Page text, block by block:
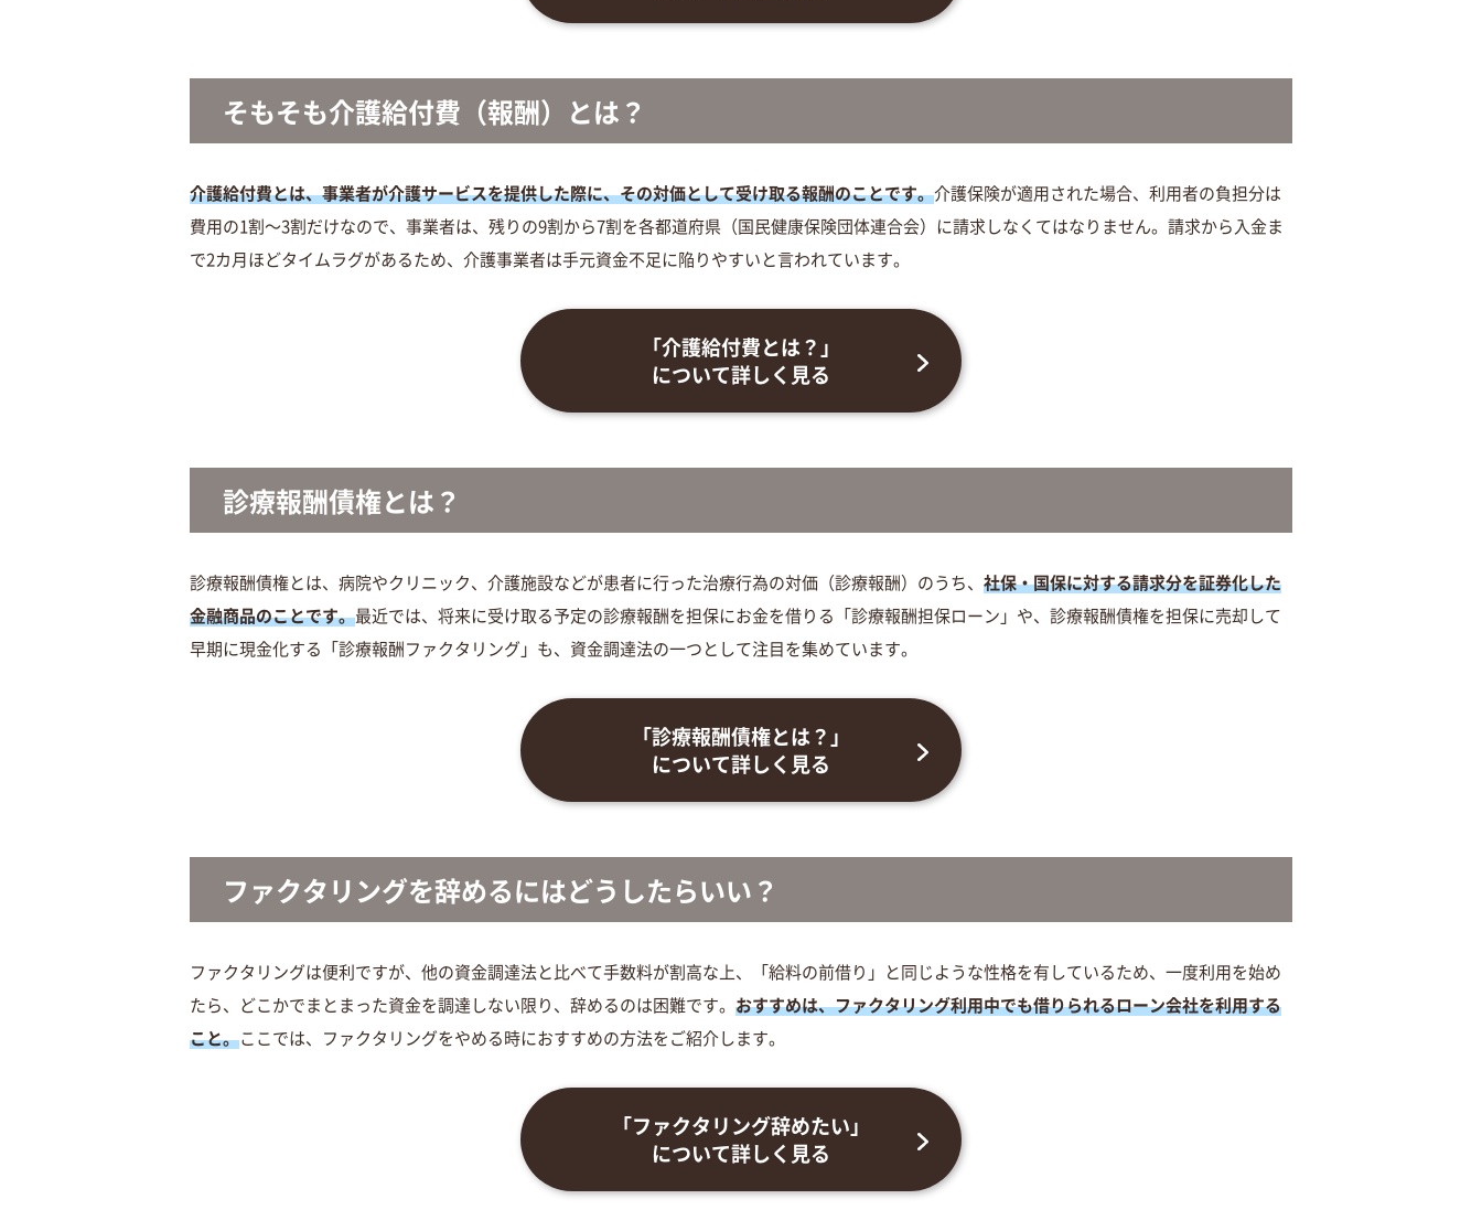
そもそも介護給付費（報酬） とは？
介護給付費とは、事業者が介護サービスを提供した際に、その対価として受け取る報酬のことです。介護保険が適用された場合、利用者の負担分は
費用の1割～3割だけなので、事業者は、残りの9割から7割を各都道府県（国民健康保険団体連合会）に請求しなくてはなりません。請求から入金ま
で2カ月ほどタイムラグがあるため、介護事業者は手元資金不足に陥りやすいと言われています。
「介護給付費とは？」
について詳しく見る
診療報酬債権とは？
診療報酬債権とは、病院やクリニック、介護施設などが患者に行った治療行為の対価（診療報酬）のうち、 社保・国保に対する請求分を証券化した
金融商品のことです。最近では、将来に受け取る予定の診療報酬を担保にお金を借りる「診療報酬担保ローン」や、診療報酬債権を担保に売却して
早期に現金化する「診療報酬ファクタリング」も、資金調達法の一つとして注目を集めています。
「診療報酬債権とは？」
について詳しく見る
ファクタリングを辞めるにはどうしたらいい？
ファクタリングは便利ですが、他の資金調達法と比べて手数料が割高な上、「給料の前借り」と同じような性格を有しているため、一度利用を始め
たら、どこかでまとまった資金を調達しない限り、辞めるのは困難です。 おすすめは、ファクタリング利用中でも借りられるローン会社を利用する
こと。ここでは、ファクタリングをやめる時におすすめの方法をご紹介します。
「ファクタリング辞めたい」
について詳しく見る